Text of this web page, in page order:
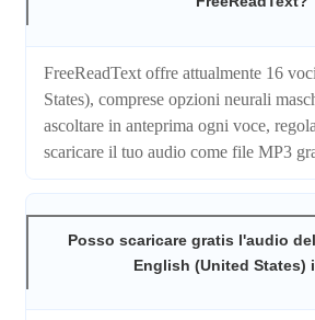
FreeReadText offre attualmente 16
States), comprese opzioni neurali
ascoltare in anteprima ogni voce,
scaricare il tuo audio come file MP3
Posso scaricare gratis l'audio
English (United States)